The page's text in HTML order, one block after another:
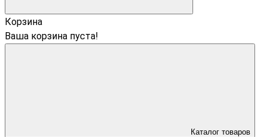
Корзина
Ваша корзина пуста!
Каталог товаров